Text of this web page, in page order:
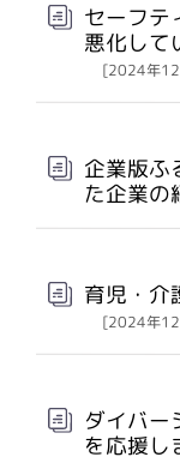
セーフテ
悪化して
[2024年
企業版ふ
た企業の
育児・介
[2024年
ダイバー
を応援し